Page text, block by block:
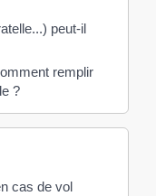
peut-il
remplir
?
cas de vol